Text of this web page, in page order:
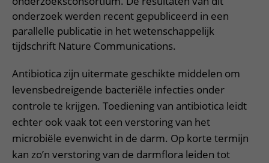
onderzoek werden recent gepubliceerd in een
parallelle publicatie in het wetenschappelijk
tijdschrift Nature Communications.
Antibiotica zijn uitermate geschikte middelen om
levensbedreigende bacteriële infecties onder
controle te krijgen. Toediening van antibiotica leidt
echter ook vaak tot een verstoring van het
microbiële evenwicht in de darm. Op korte termijn
kan zo’n verstoring van de darmflora leiden tot